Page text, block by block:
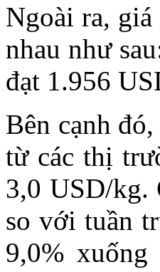
Ngoài ra,
nhau như
đạt 1.956
Bên cạnh
từ các thị
3,0 USD/kg.
so với tuần
9,0%